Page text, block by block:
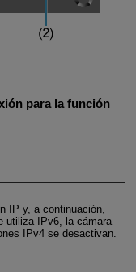
para la función
IP y, a continuación,
utiliza IPv6, la cámara
IPv4 se desactivan.